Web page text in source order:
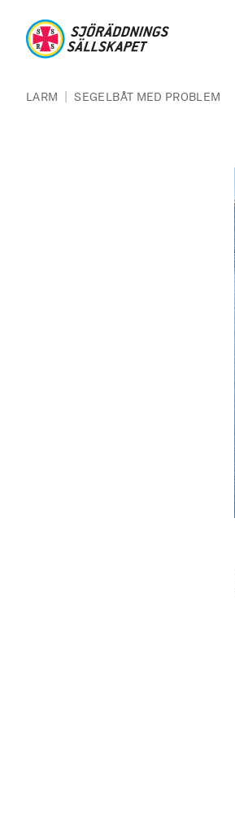
LARM | SEGELBÅT MED PROBLEM